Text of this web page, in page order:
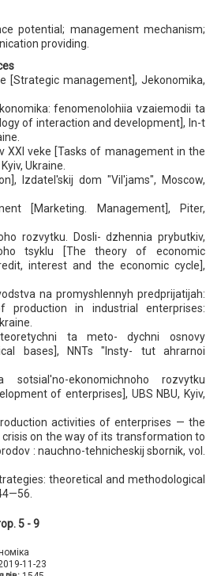
potential; management mechanism;
providing.
[Strategic management], Jekonomika,
fenomenolohiia vzaiemodii ta
of interaction and development], In-t
ХХІ veke [Tasks of management in the
Ukraine.
Izdatel'skij dom "Vil'jams", Moscow,
[Marketing. Management], Piter,
rozvytku. Dosli- dzhennia prybutkiv,
tsyklu [The theory of economic
interest and the economic cycle],
na promyshlennyh predprijatijah:
production in industrial enterprises:
ta meto- dychni osnovy
bases], NNTs "Insty- tut ahrarnoi
ekonomichnoho rozvytku
of enterprises], UBS NBU, Kyiv,
activities of enterprises — the
on the way of its transformation to
: nauchno-tehnicheskij sbornik, vol.
theoretical and methodological
5 - 9
11-23